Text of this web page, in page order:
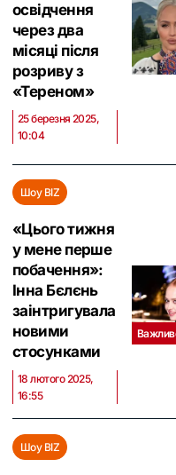
освідчення
через два
місяці після
розриву з
«Тереном»
25 березня 2025,
10:04
Шоу BIZ
«Цього тижня
у мене перше
побачення»:
Інна Бєлєнь
заінтригувала
новими
стосунками
18 лютого 2025,
16:55
Шоу BIZ